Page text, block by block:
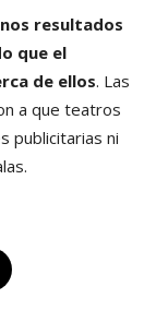
resultados
que el
de ellos. Las
a que teatros
publicitarias ni